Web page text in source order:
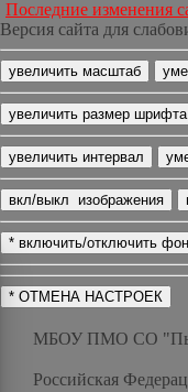
Последние изменения
Версия сайта для
МБОУ ПМО СО
Российская